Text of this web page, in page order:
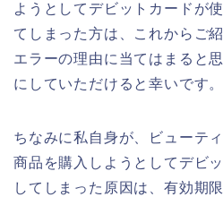
ようとしてデビットカードが
てしまった方は、これからご
エラーの理由に当てはまると
にしていただけると幸いです。
ちなみに私自身が、ビューテ
商品を購入しようとしてデビ
してしまった原因は、有効期